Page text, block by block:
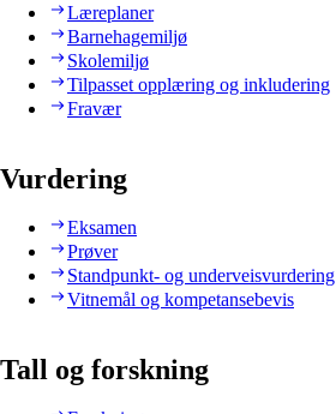
Læreplaner
Barnehagemiljø
Skolemiljø
Tilpasset opplæring og inkludering
Fravær
Vurdering
Eksamen
Prøver
Standpunkt- og underveisvurdering
Vitnemål og kompetansebevis
Tall og forskning